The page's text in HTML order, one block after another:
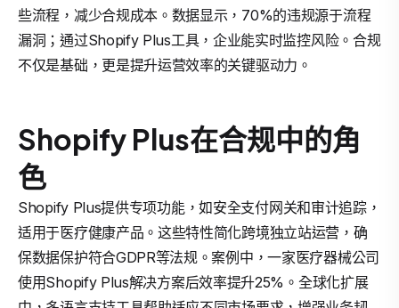
些流程，减少合规成本。数据显示，70%的违规源于流程
漏洞；通过Shopify Plus工具，企业能实时监控风险。合规
不仅是基础，更是提升运营效率的关键驱动力。
Shopify Plus在合规中的角
色
Shopify Plus提供专项功能，如安全支付网关和审计追踪，
适用于医疗健康产品。这些特性简化跨境独立站运营，确
保数据保护符合GDPR等法规。案例中，一家医疗器械公司
使用Shopify Plus解决方案后效率提升25%。全球化扩展